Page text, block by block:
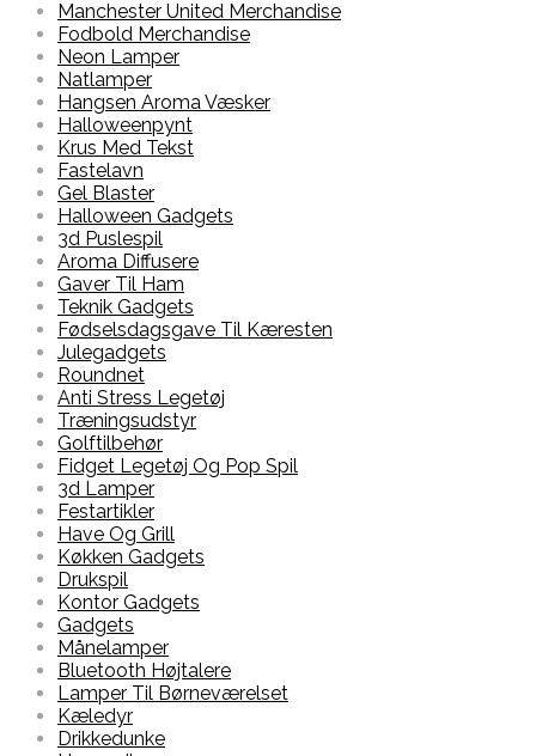
Manchester United Merchandise
Fodbold Merchandise
Neon Lamper
Natlamper
Hangsen Aroma Væsker
Halloweenpynt
Krus Med Tekst
Fastelavn
Gel Blaster
Halloween Gadgets
3d Puslespil
Aroma Diffusere
Gaver Til Ham
Teknik Gadgets
Fødselsdagsgave Til Kæresten
Julegadgets
Roundnet
Anti Stress Legetøj
Træningsudstyr
Golftilbehør
Fidget Legetøj Og Pop Spil
3d Lamper
Festartikler
Have Og Grill
Køkken Gadgets
Drukspil
Kontor Gadgets
Gadgets
Månelamper
Bluetooth Højtalere
Lamper Til Børneværelset
Kæledyr
Drikkedunke